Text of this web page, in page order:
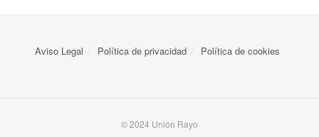
Aviso Legal Política de privacidad Política de cookies
© 2024 Unión Rayo